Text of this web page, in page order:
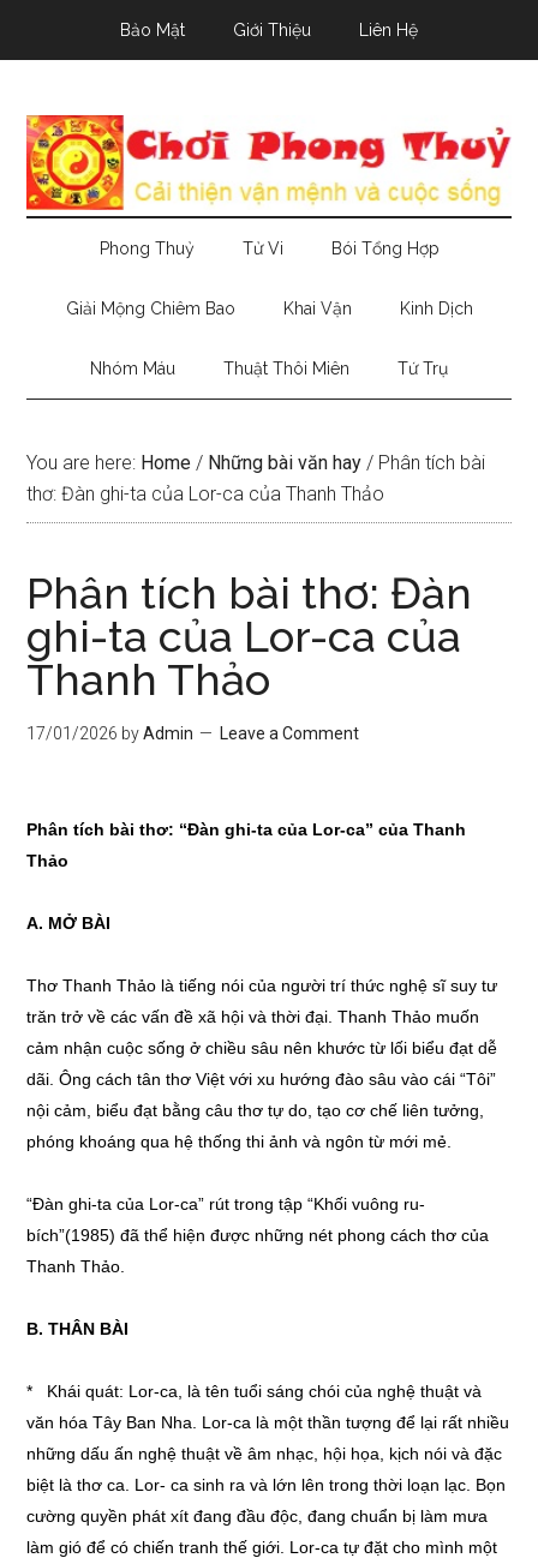
Bảo Mật Giới Thiệu Liên Hệ
Phong Thuỷ Tử Vi Bói Tổng Hợp
Giải Mộng Chiêm Bao Khai Vận Kinh Dịch
Nhóm Máu Thuật Thôi Miên Tứ Trụ
You are here: Home / Những bài văn hay / Phân tích bài
thơ: Đàn ghi-ta của Lor-ca của Thanh Thảo
Phân tích bài thơ: Đàn
ghi-ta của Lor-ca của
Thanh Thảo
17/01/2026 byAdmin Leave a Comment
Phân tích bài thơ: “Đàn ghi-ta của Lor-ca” của Thanh
Thảo
A. MỞ BÀI
Thơ Thanh Thảo là tiếng nói của người trí thức nghệ sĩ suy tư
trăn trở về các vấn đề xã hội và thời đại. Thanh Thảo muốn
cảm nhận cuộc sống ở chiều sâu nên khước từ lối biểu đạt dễ
dãi. Ông cách tân thơ Việt với xu hướng đào sâu vào cái “Tôi”
nội cảm, biểu đạt bằng câu thơ tự do, tạo cơ chế liên tưởng,
phóng khoáng qua hệ thống thi ảnh và ngôn từ mới mẻ.
“Đàn ghi-ta của Lor-ca” rút trong tập “Khối vuông ru-
bích”(1985) đã thể hiện được những nét phong cách thơ của
Thanh Thảo.
B. THÂN BÀI
* Khái quát: Lor-ca, là tên tuổi sáng chói của nghệ thuật và
văn hóa Tây Ban Nha. Lor-ca là một thần tượng để lại rất nhiều
những dấu ấn nghệ thuật về âm nhạc, hội họa, kịch nói và đặc
biệt là thơ ca. Lor- ca sinh ra và lớn lên trong thời loạn lạc. Bọn
cường quyền phát xít đang đầu độc, đang chuẩn bị làm mưa
làm gió để có chiến tranh thế giới. Lor-ca tự đặt cho mình một